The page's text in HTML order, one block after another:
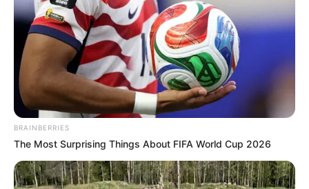
s’exprimer à sa juste valeur. C’est pourquoi son entraîneur
a choisi de lui accorder une petite pause, tout en la
maintenant au travail.
Ainsi, elle arrive ici avec de la fraîcheur et une préparation
jugée satisfaisante le matin. Certes, une interrogation
subsiste quant à un éventuel manque de rythme, mais
néanmoins, ses meilleures sorties dans ce type de lot lui
confèrent un réel crédit. Par conséquent, elle a clairement
son mot à dire et peut jouer les trouble-fête à belle cote.
BRAINBERRIES
The Most Surprising Things About FIFA World Cup 2026